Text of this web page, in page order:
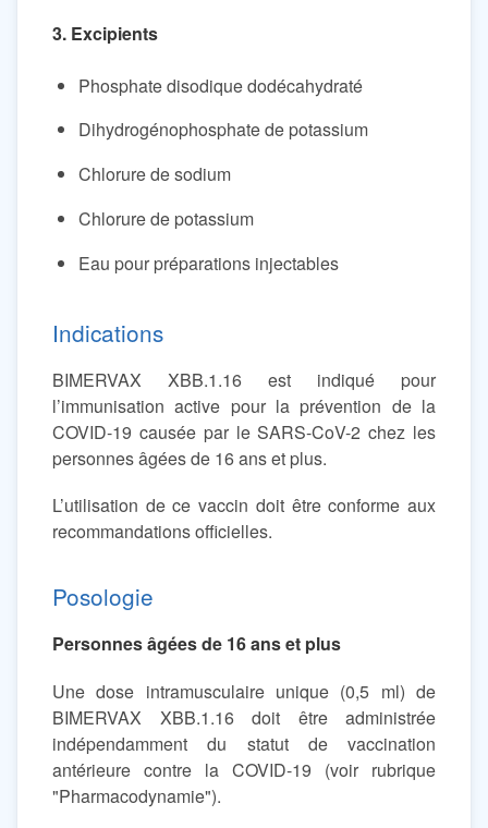
3. Excipients
Phosphate disodique dodécahydraté
Dihydrogénophosphate de potassium
Chlorure de sodium
Chlorure de potassium
Eau pour préparations injectables
Indications
BIMERVAX XBB.1.16 est indiqué pour
l’immunisation active pour la prévention de la
COVID-19 causée par le SARS-CoV-2 chez les
personnes âgées de 16 ans et plus.
L’utilisation de ce vaccin doit être conforme aux
recommandations officielles.
Posologie
Personnes âgées de 16 ans et plus
Une dose intramusculaire unique (0,5 ml) de
BIMERVAX XBB.1.16 doit être administrée
indépendamment du statut de vaccination
antérieure contre la COVID-19 (voir rubrique
"Pharmacodynamie").